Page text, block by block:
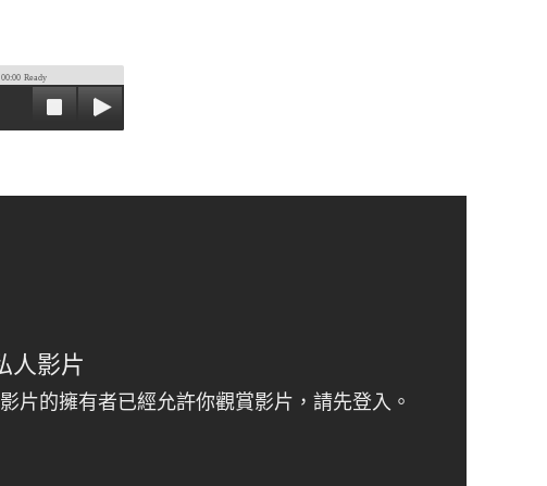
00:00 Ready